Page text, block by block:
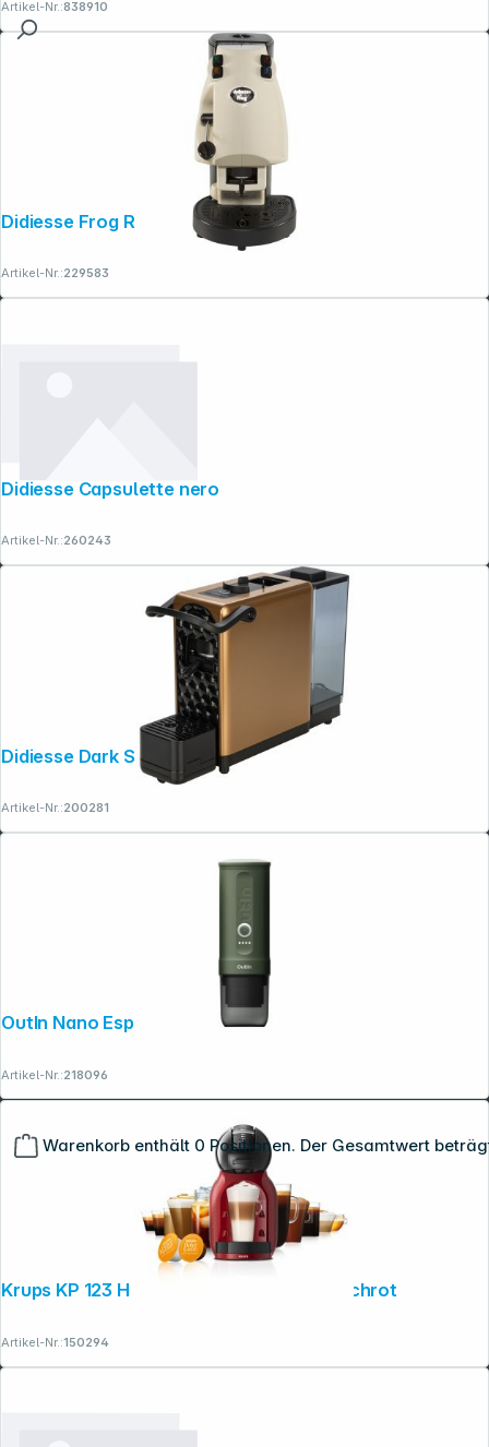
Warenkorb enthält 0 Positionen. Der Gesamtwert
Artikel-Nr.:838910
Didiesse Frog Revolution Base avorio
Artikel-Nr.:229583
Didiesse Capsulette nero
Artikel-Nr.:260243
Didiesse Dark Side bronzo
Artikel-Nr.:200281
Artikel-Nr.:218096
Krups KP 123 H Mini Me Dolce Gusto kirschrot
Artikel-Nr.:150294